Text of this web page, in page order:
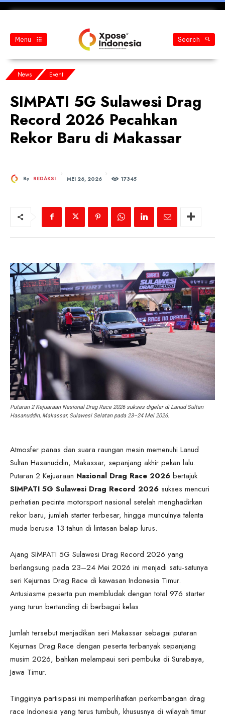
Menu Search
News Event
SIMPATI 5G Sulawesi Drag
Record 2026 Pecahkan
Rekor Baru di Makassar
By REDAKSI MEI 26, 2026 17345
Putaran 2 Kejuaraan Nasional Drag Race 2026 sukses digelar di Lanud Sultan
Hasanuddin, Makassar, Sulawesi Selatan pada 23–24 Mei 2026.
Atmosfer panas dan suara raungan mesin memenuhi Lanud
Sultan Hasanuddin, Makassar, sepanjang akhir pekan lalu.
Putaran 2 Kejuaraan Nasional Drag Race 2026 bertajuk
SIMPATI 5G Sulawesi Drag Record 2026 sukses mencuri
perhatian pecinta motorsport nasional setelah menghadirkan
rekor baru, jumlah starter terbesar, hingga munculnya talenta
muda berusia 13 tahun di lintasan balap lurus.
Ajang SIMPATI 5G Sulawesi Drag Record 2026 yang
berlangsung pada 23–24 Mei 2026 ini menjadi satu-satunya
seri Kejurnas Drag Race di kawasan Indonesia Timur.
Antusiasme peserta pun membludak dengan total 976 starter
yang turun bertanding di berbagai kelas.
Jumlah tersebut menjadikan seri Makassar sebagai putaran
Kejurnas Drag Race dengan peserta terbanyak sepanjang
musim 2026, bahkan melampaui seri pembuka di Surabaya,
Jawa Timur.
Tingginya partisipasi ini memperlihatkan perkembangan drag
race Indonesia yang terus tumbuh, khususnya di wilayah timur